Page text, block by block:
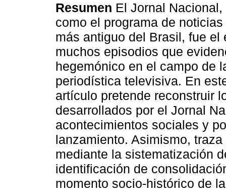
Resumen El Jornal
como el programa de
más antiguo del Brasil, fue el
muchos episodios que
hegemónico en el campo de
periodística televisiva. En
artículo pretende reconstruir
desarrollados por el Jornal
acontecimientos sociales y
lanzamiento. Asimismo,
mediante la sistematización
identificación de
momento socio-histórico de